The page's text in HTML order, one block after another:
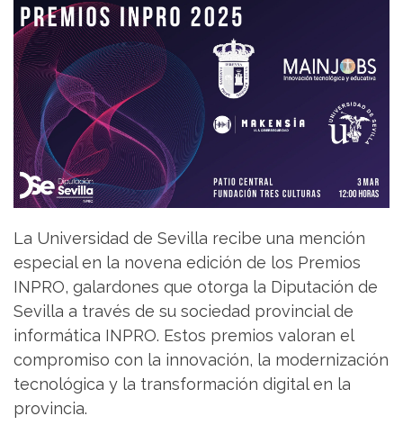
La Universidad de Sevilla recibe una mención
especial en la novena edición de los Premios
INPRO, galardones que otorga la Diputación de
Sevilla a través de su sociedad provincial de
informática INPRO. Estos premios valoran el
compromiso con la innovación, la modernización
tecnológica y la transformación digital en la
provincia.